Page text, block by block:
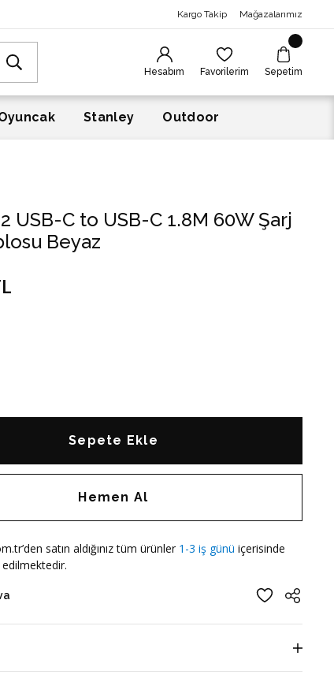
Kargo Takip Mağazalarımız
Hesabım Favorilerim Sepetim
Stanley Outdoor
USB-C to USB-C 1.8M 60W Şarj
Beyaz
Sepete Ekle
Hemen Al
satın aldığınız tüm ürünler 1-3 iş günü içerisinde